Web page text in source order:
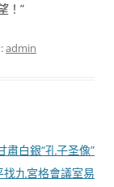
！”
admin
肅白銀“孔子圣像”
找九宮格會議室易